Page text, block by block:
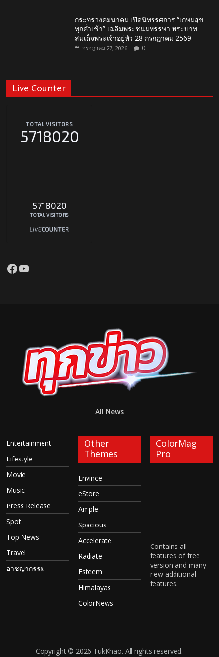
กระทรวงคมนาคม เปิดนิทรรศการ “เกษมสุข
ทุกค่ำเช้า” เฉลิมพระชนมพรรษา พระบาท
สมเด็จพระเจ้าอยู่หัว 28 กรกฎาคม 2569
กรกฎาคม 27, 2026 0
Live Counter
TOTAL VISITORS
5718020
5718020
TOTAL VISITORS
Facebook
YouTube
All News
Entertainment
Lifestyle
Movie
Music
Press Release
Spot
Top News
Travel
อาชญากรรม
Other
Themes
Envince
eStore
Ample
Spacious
Accelerate
Radiate
Esteem
Himalayas
ColorNews
ColorMag
Pro
Contains all
features of free
version and many
new additional
features.
Copyright © 2026 TukKhao. All rights reserved.